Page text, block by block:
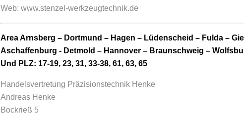
Web: www.stenzel-werkzeugtechnik.de
Area Arnsberg – Dortmund – Hagen – Lüdenscheid – Fulda –
Aschaffenburg - Detmold – Hannover – Braunschweig –
Und PLZ: 17-19, 23, 31, 33-38, 61, 63, 65
Handelsvertretung Präzisionstechnik Henke
Andreas Henke
Bockrieß 5